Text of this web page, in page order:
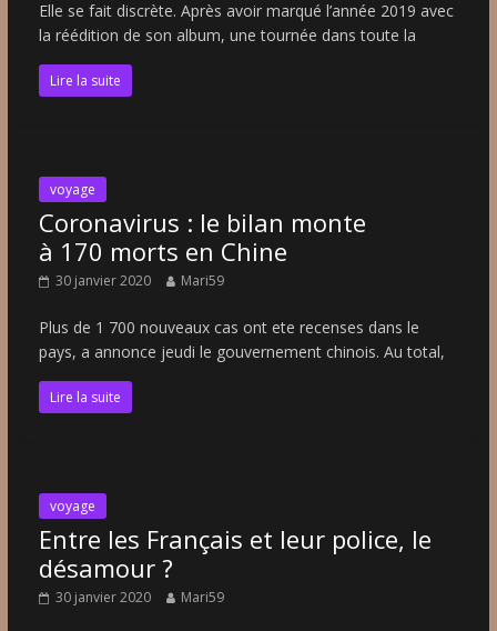
Elle se fait discrète. Après avoir marqué l’année 2019 avec
la réédition de son album, une tournée dans toute la
Lire la suite
voyage
Coronavirus : le bilan monte
à 170 morts en Chine
30 janvier 2020 Mari59
Plus de 1 700 nouveaux cas ont ete recenses dans le
pays, a annonce jeudi le gouvernement chinois. Au total,
Lire la suite
voyage
Entre les Français et leur police, le
désamour ?
30 janvier 2020 Mari59